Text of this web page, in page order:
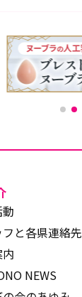
と各県連絡先
NEWS